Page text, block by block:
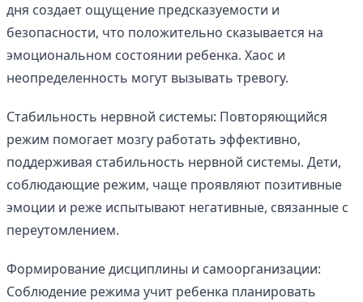
дня создает ощущение предсказуемости и
безопасности, что положительно сказывается на
эмоциональном состоянии ребенка. Хаос и
неопределенность могут вызывать тревогу.
Стабильность нервной системы: Повторяющийся
режим помогает мозгу работать эффективно,
поддерживая стабильность нервной системы. Дети,
соблюдающие режим, чаще проявляют позитивные
эмоции и реже испытывают негативные, связанные с
переутомлением.
Формирование дисциплины и самоорганизации:
Соблюдение режима учит ребенка планировать